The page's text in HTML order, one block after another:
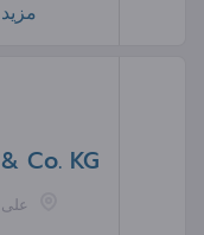
Co. KG
على